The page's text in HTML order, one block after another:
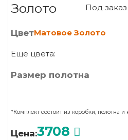
Золото
Под заказ
ЦветМатовое Золото
Еще цвета:
Размер полотна
*Комплект состоит из коробки, полотна
Цена:3708